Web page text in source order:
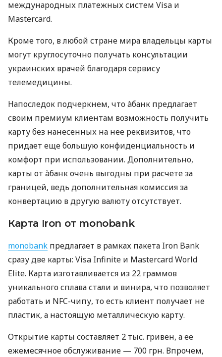
международных платежных систем Visa и
Mastercard.
Кроме того, в любой стране мира владельцы карты
могут круглосуточно получать консультации
украинских врачей благодаря сервису
телемедицины.
Напоследок подчеркнем, что àбанк предлагает
своим премиум клиентам возможность получить
карту без нанесенных на нее реквизитов, что
придает еще большую конфиденциальность и
комфорт при использовании. Дополнительно,
карты от àбанк очень выгодны при расчете за
границей, ведь дополнительная комиссия за
конвертацию в другую валюту отсутствует.
Карта Iron от monobank
monobank предлагает в рамках пакета Iron Bank
сразу две карты: Visa Infinite и Mastercard World
Elite. Карта изготавливается из 22 граммов
уникального сплава стали и винира, что позволяет
работать и NFC-чипу, то есть клиент получает не
пластик, а настоящую металлическую карту.
Открытие карты составляет 2 тыс. гривен, а ее
ежемесячное обслуживание — 700 грн. Впрочем,